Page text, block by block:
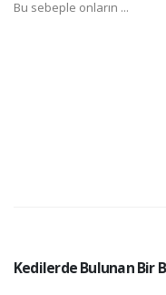
Bu sebeple onların ...
Kedilerde Bulunan Bir